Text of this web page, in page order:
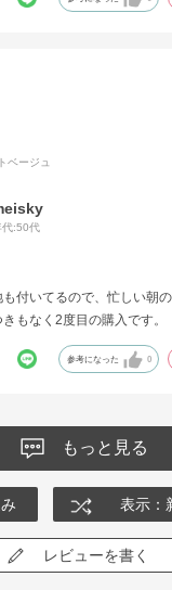
ベージュ
代:50代
付いてるので、忙しい朝
もなく2度目の購入です。
参考になった 0
もっと見る
表示：
レビューを書く